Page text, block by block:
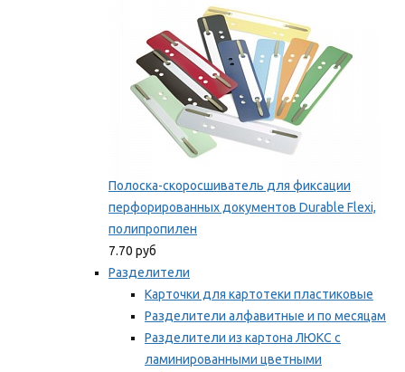
Полоска-скоросшиватель для фиксации
перфорированных документов Durable Flexi,
полипропилен
7.70 руб
Разделители
Карточки для картотеки пластиковые
Разделители алфавитные и по месяцам
Разделители из картона ЛЮКС с
ламинированными цветными